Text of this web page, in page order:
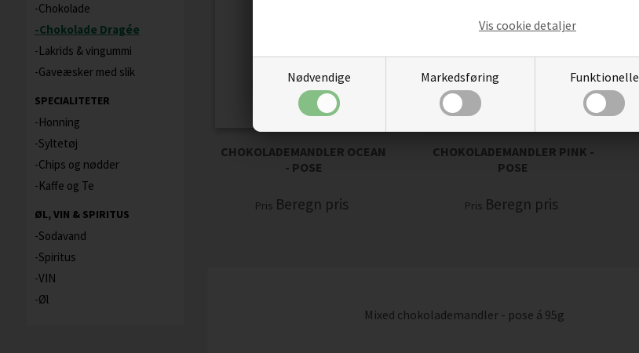
Nødvendige Markedsføring Funktionelle
Vis cookie detaljer
Chokolade
Chokolade Dragée
Lakrids & vingummi
Gaveæsker med slik
SPECIALITETER
Honning
Syltetøj
Chips og nødder
Kaffe og Te
ØL, VIN & SPIRITUS
Sodavand
Spiritus
VIN
Øl
CHOKOLADEMANDLER OCEAN
- POSE
Pris Beregn pris
CHOKOLADEMANDLER PINK -
POSE
Pris Beregn pris
Mixed chokolademandler - pose á 95g